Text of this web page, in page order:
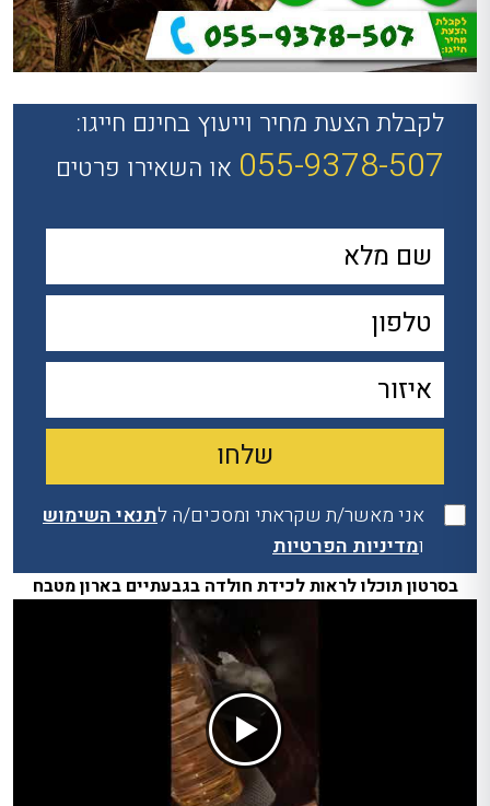
לקבלת הצעת מחיר וייעוץ בחינם חייגו:
055-9378-507 או השאירו פרטים
אני מאשר/ת שקראתי ומסכים/ה לתנאי השימוש
ומדיניות הפרטיות
בסרטון תוכלו לראות לכידת חולדה בגבעתיים בארון מטבח